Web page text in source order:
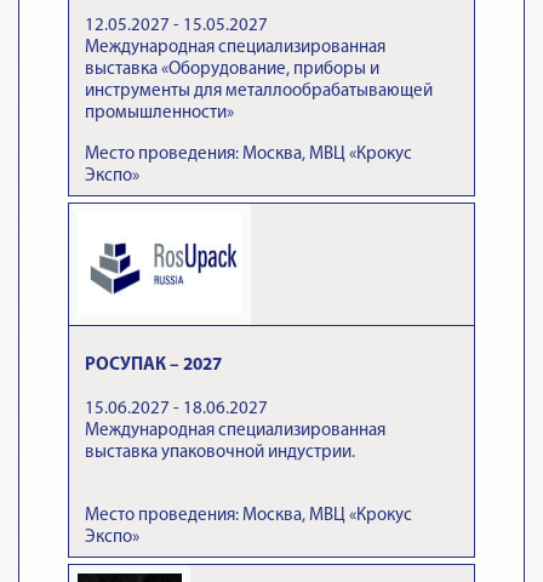
12.05.2027 - 15.05.2027
Международная специализированная
выставка «Оборудование, приборы и
инструменты для металлообрабатывающей
промышленности»
Место проведения: Москва, МВЦ «Крокус
Экспо»
РОСУПАК – 2027
15.06.2027 - 18.06.2027
Международная специализированная
выставка упаковочной индустрии.
Место проведения: Москва, МВЦ «Крокус
Экспо»